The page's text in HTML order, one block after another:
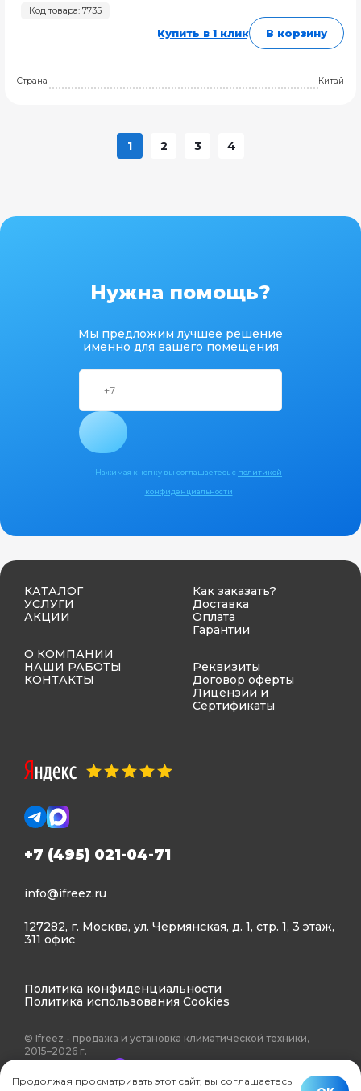
Код товара: 7735
Купить в 1 клик В корзину
Страна Китай
1 2 3 4
Нужна помощь?
Мы предложим лучшее решение
именно для вашего помещения
Нажимая кнопку вы соглашаетесь с политикой
конфиденциальности
КАТАЛОГ
УСЛУГИ
АКЦИИ
О КОМПАНИИ
НАШИ РАБОТЫ
КОНТАКТЫ
Как заказать?
Доставка
Оплата
Гарантии
Реквизиты
Договор оферты
Лицензии и
Сертификаты
+7 (495) 021-04-71
info@ifreez.ru
127282, г. Москва, ул. Чермянская, д. 1, стр. 1, 3 этаж,
311 офис
Политика конфиденциальности
Политика использования Cookies
© Ifreez - продажа и установка климатической техники,
2015–2026 г.
Продолжая просматривать этот сайт, вы соглашаетесь